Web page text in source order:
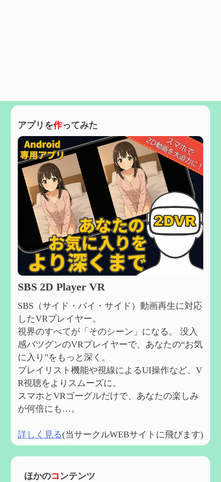
アプリを作ってみた
SBS 2D Player VR
SBS（サイド・バイ・サイド）動画再生に対応
したVRプレイヤー。
視界のすべてが「そのシーン」になる。 没入
感バツグンのVRプレイヤーで、あなたの“お気
に入り”をもっと深く。
プレイリスト機能や視線によるUI操作など、V
R視聴をよりスムーズに。
スマホとVRゴーグルだけで、あなたの楽しみ
が何倍にも…。
詳しく見る(当サークルWEBサイトに飛びます)
ほかのコ ンテンツ